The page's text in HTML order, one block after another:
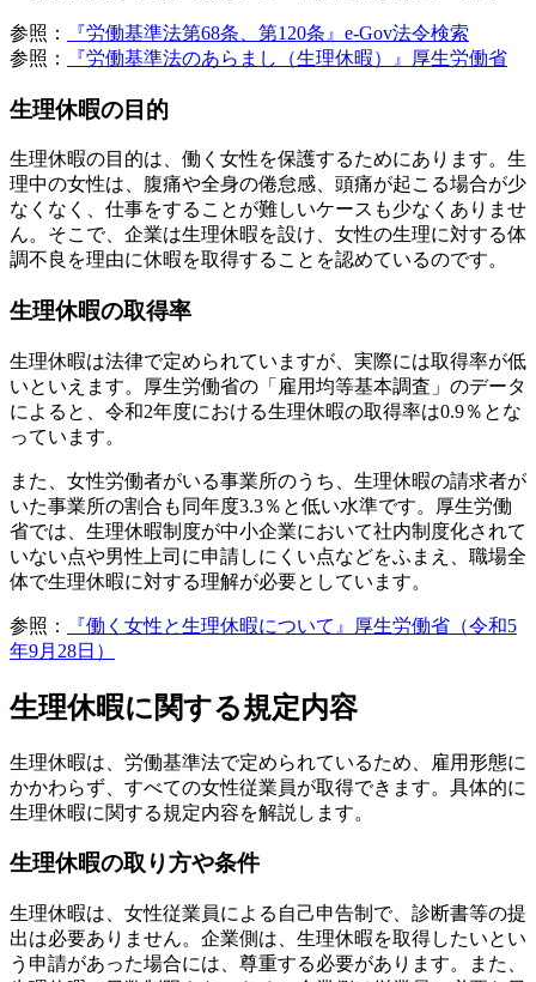
参照：
『労働基準法第68条、第120条』e-Gov法令検索
参照：
『労働基準法のあらまし（生理休暇）』厚生労働省
生理休暇の目的
生理休暇の目的は、働く女性を保護するためにあります。生
理中の女性は、腹痛や全身の倦怠感、頭痛が起こる場合が少
なくなく、仕事をすることが難しいケースも少なくありませ
ん。そこで、企業は生理休暇を設け、女性の生理に対する体
調不良を理由に休暇を取得することを認めているのです。
生理休暇の取得率
生理休暇は法律で定められていますが、実際には取得率が低
いといえます。厚生労働省の「雇用均等基本調査」のデータ
によると、令和2年度における生理休暇の取得率は0.9％とな
っています。
また、女性労働者がいる事業所のうち、生理休暇の請求者が
いた事業所の割合も同年度3.3％と低い水準です。厚生労働
省では、生理休暇制度が中小企業において社内制度化されて
いない点や男性上司に申請しにくい点などをふまえ、職場全
体で生理休暇に対する理解が必要としています。
参照：
『働く女性と生理休暇について』厚生労働省（令和5
年9月28日）
生理休暇に関する規定内容
生理休暇は、労働基準法で定められているため、雇用形態に
かかわらず、すべての女性従業員が取得できます。具体的に
生理休暇に関する規定内容を解説します。
生理休暇の取り方や条件
生理休暇は、女性従業員による自己申告制で、診断書等の提
出は必要ありません。企業側は、生理休暇を取得したいとい
う申請があった場合には、尊重する必要があります。また、